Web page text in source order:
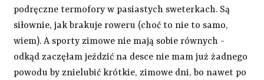
podręczne termofory w pasiastych sweterkach. Są
siłownie, jak brakuje roweru (choć to nie to samo,
wiem). A sporty zimowe nie mają sobie równych -
odkąd zaczęłam jeździć na desce nie mam już żadnego
powodu by znielubić krótkie, zimowe dni, bo nawet po